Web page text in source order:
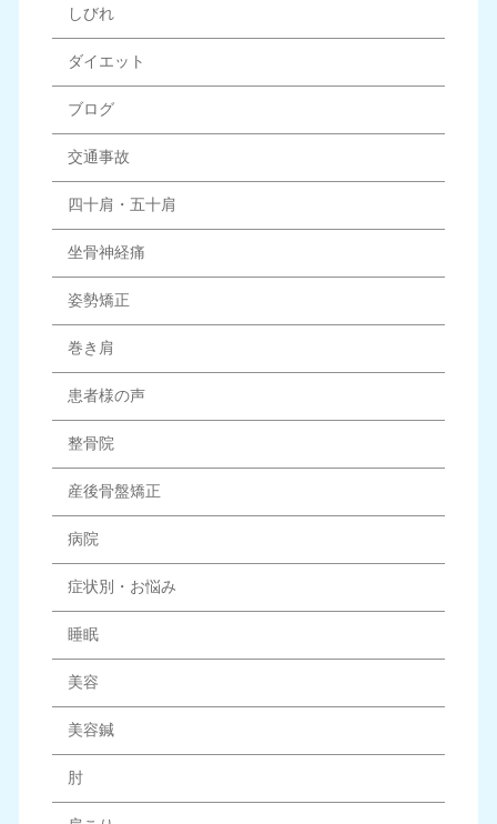
しびれ
ダイエット
ブログ
交通事故
四十肩・五十肩
坐骨神経痛
姿勢矯正
巻き肩
患者様の声
整骨院
産後骨盤矯正
病院
症状別・お悩み
睡眠
美容
美容鍼
肘